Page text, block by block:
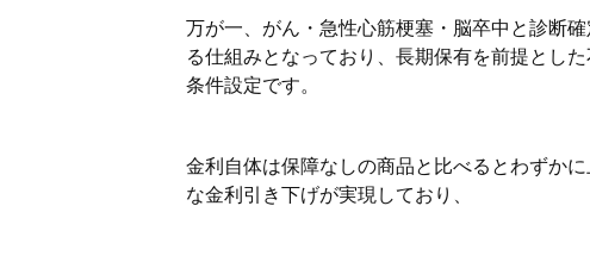
万が一、がん・急性心筋梗塞・脳卒中と診断
る仕組みとなっており、長期保有を前提とし
条件設定です。
金利自体は保障なしの商品と比べるとわずか
な金利引き下げが実現しており、